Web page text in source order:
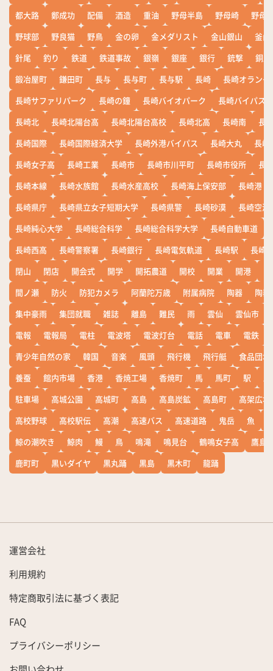
都大路
鄭成功 配備 酒造 重油 野母半島 野母崎
野母
野球部
野良猫 野鳥 金の卵 金メダリスト 金山銀山
釜山
針尾
釣り 鉄道 鉄道事故 銀嶺 銀座 銀行 銃撃
銅座
鍛冶屋町
鎌田町 長与 長与町 長与駅 長崎
長崎オランダ
長崎サファリパーク
長崎の鐘 長崎バイオパーク
長崎バイパス
長崎北
長崎北陽台高 長崎北陽台高校 長崎北高 長崎南
長
長崎国際
長崎国際経済大学 長崎外港バイパス 長崎大丸
長崎
長崎女子高
長崎工業 長崎市 長崎市川平町 長崎市役所
長
長崎本線
長崎水族館 長崎水産高校 長崎海上保安部
長崎港
長崎県庁
長崎県立女子短期大学 長崎県警 長崎砂漠
長崎空港
長崎純心大学
長崎総合科学 長崎総合科学大学 長崎自動車道
長崎西高
長崎警察署 長崎銀行 長崎電気軌道 長崎駅
長崎
閉山
閉店 開会式 開学 開拓農道 開校 開業 開港
間ノ瀬
防火 防犯カメラ 阿蘭陀万歳 附属病院 陶器
陶器
集中豪雨
集団就職 雑誌 離島 難民 雨 雲仙 雲仙市
電報
電報局 電柱 電波塔 電波灯台 電話 電車 電鉄
青少年自然の家
韓国 音楽 風頭 飛行機 飛行艇
食品団地
養蚕
館内市場 香港 香焼工場 香焼町 馬 馬町 駅
駐車場
高城公園 高城町 高島 高島炭鉱 高島町
高架広場
高校野球
高校駅伝 高潮 高速バス 高速道路 鬼岳 魚
鯨の潮吹き
鯨肉 鰻 鳥 鳴滝 鳴見台 鶴鳴女子高
鷹島
鹿町町
黒いダイヤ 黒丸踊 黒島 黒木町 龍踊
運営会社
利用規約
特定商取引法に基づく表記
FAQ
プライバシーポリシー